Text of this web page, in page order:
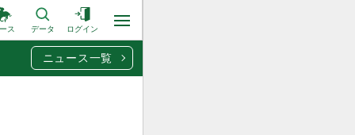
ス データ ログイン
ニュース一覧